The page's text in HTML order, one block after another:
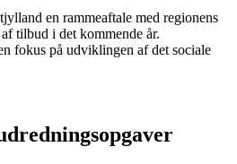
en rammeaftale med regionens
tilbud i det kommende år.
fokus på udviklingen af det sociale